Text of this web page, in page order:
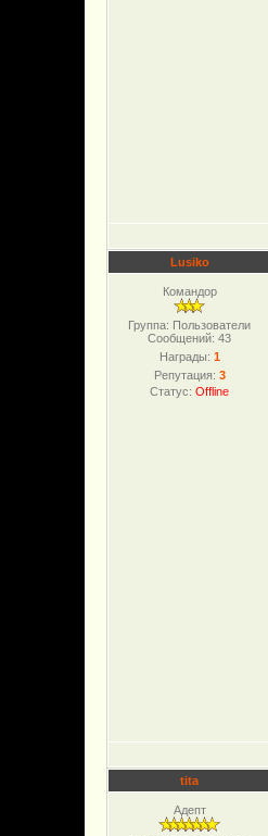
Lusiko
Командор
Группа: Пользователи
Сообщений:43
Награды: 1
Репутация: 3
Статус:Offline
tita
Адепт